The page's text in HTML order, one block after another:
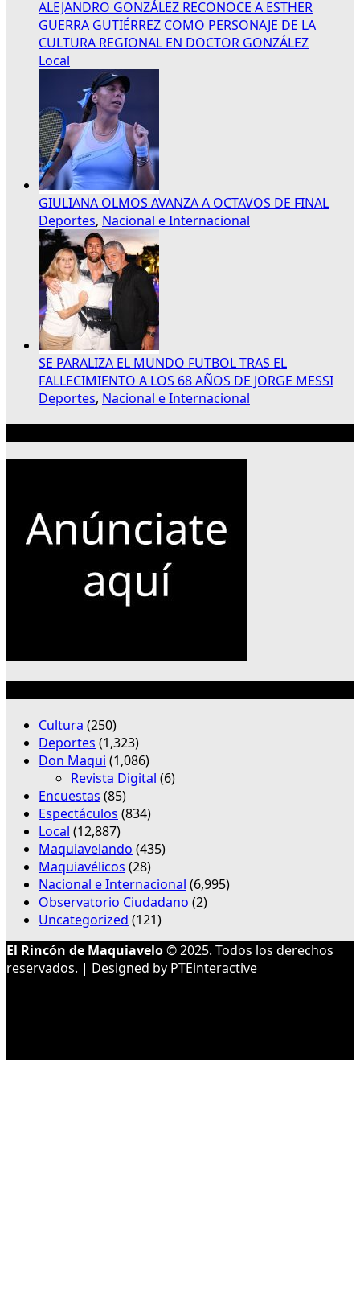
ALEJANDRO GONZÁLEZ RECONOCE A ESTHER
GUERRA GUTIÉRREZ COMO PERSONAJE DE LA
CULTURA REGIONAL EN DOCTOR GONZÁLEZ
Local
GIULIANA OLMOS AVANZA A OCTAVOS DE FINAL
Deportes, Nacional e Internacional
SE PARALIZA EL MUNDO FUTBOL TRAS EL
FALLECIMIENTO A LOS 68 AÑOS DE JORGE MESSI
Deportes, Nacional e Internacional
Cultura (250)
Deportes (1,323)
Don Maqui (1,086)
Revista Digital (6)
Encuestas (85)
Espectáculos (834)
Local (12,887)
Maquiavelando (435)
Maquiavélicos (28)
Nacional e Internacional (6,995)
Observatorio Ciudadano (2)
Uncategorized (121)
El Rincón de Maquiavelo© 2025. Todos los derechos
reservados. | Designed by PTEinteractive